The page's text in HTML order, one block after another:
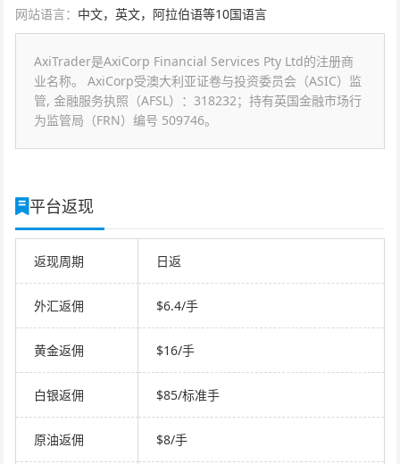
网站语言： 中文，英文，阿拉伯语等10国语言
AxiTrader是AxiCorp Financial Services Pty Ltd的注册商
业名称。 AxiCorp受澳大利亚证卷与投资委员会（ASIC）监
管, 金融服务执照（AFSL）：318232；持有英国金融市场行
为监管局（FRN）编号 509746。
平台返现
返现周期 日返
外汇返佣 $6.4/手
黄金返佣 $16/手
白银返佣 $85/标准手
原油返佣 $8/手